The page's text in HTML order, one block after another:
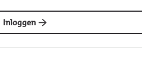
Inloggen